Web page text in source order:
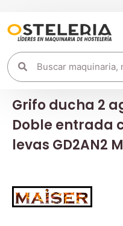
Grifo ducha 2
Doble entrada
levas GD2AN2